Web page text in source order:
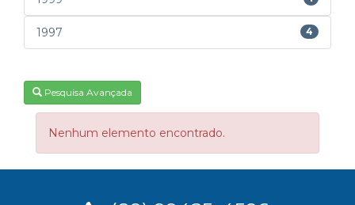
1997 4
Pesquisa Avançada
Nenhum elemento encontrado.